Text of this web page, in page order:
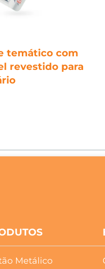
temático com
revestido para
Metálico